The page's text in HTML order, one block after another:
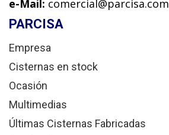
e-Mail: comercial@parcisa.com
PARCISA
Empresa
Cisternas en stock
Ocasión
Multimedias
Últimas Cisternas Fabricadas